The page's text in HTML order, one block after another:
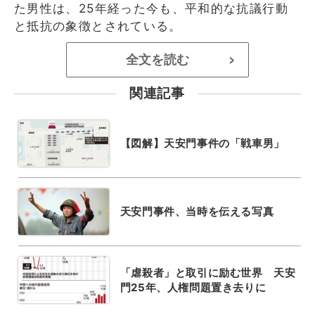
た男性は、25年経った今も、平和的な抗議行動
と抵抗の象徴とされている。
全文を読む >
関連記事
【図解】天安門事件の「戦車男」
天安門事件、当時を伝える写真
「虐殺者」と取引に励む世界 天安
門25年、人権問題置き去りに